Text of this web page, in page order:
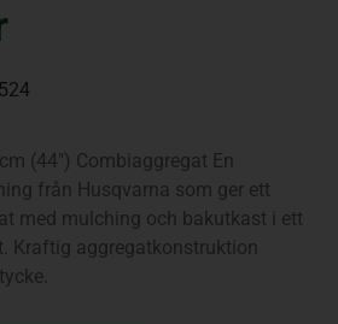
(44″) Combiaggregat En
från Husqvarna som ger ett
med mulching och bakutkast i ett
Kraftig aggregatkonstruktion